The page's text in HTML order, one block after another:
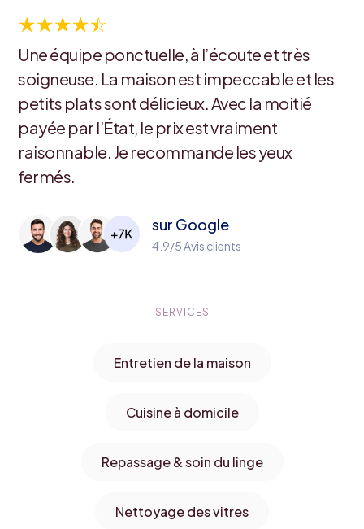
☆☆☆☆☆
Une équipe ponctuelle, à l’écoute et très
soigneuse. La maison est impeccable et les
petits plats sont délicieux. Avec la moitié
payée par l’État, le prix est vraiment
raisonnable. Je recommande les yeux
fermés.
sur Google
4.9/5 Avis clients
SERVICES
Entretien de la maison
Cuisine à domicile
Repassage & soin du linge
Nettoyage des vitres